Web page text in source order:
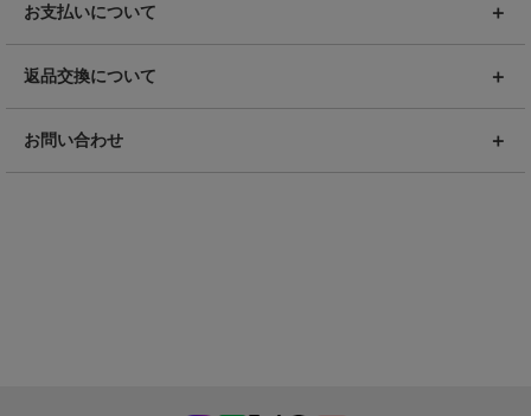
お支払いについて
返品交換について
お問い合わせ